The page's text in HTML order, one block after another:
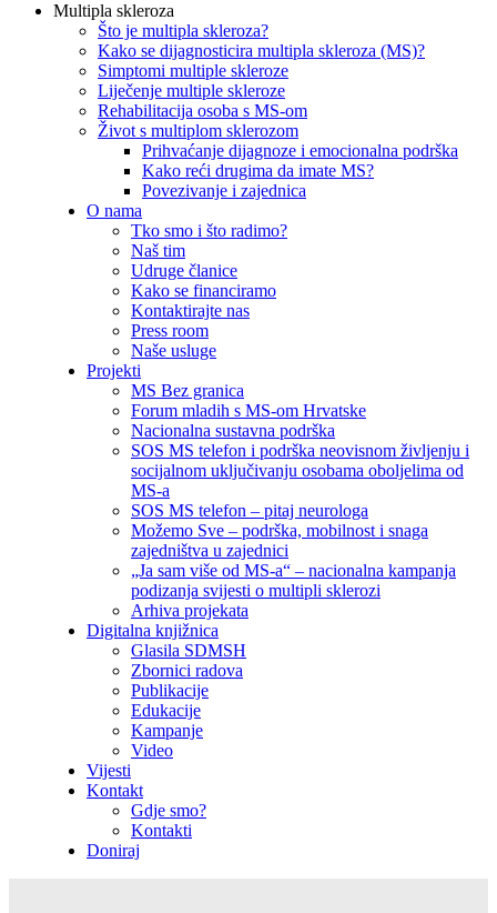
Multipla skleroza
Što je multipla skleroza?
Kako se dijagnosticira multipla skleroza (MS)?
Simptomi multiple skleroze
Liječenje multiple skleroze
Rehabilitacija osoba s MS-om
Život s multiplom sklerozom
Prihvaćanje dijagnoze i emocionalna podrška
Kako reći drugima da imate MS?
Povezivanje i zajednica
O nama
Tko smo i što radimo?
Naš tim
Udruge članice
Kako se financiramo
Kontaktirajte nas
Press room
Naše usluge
Projekti
MS Bez granica
Forum mladih s MS-om Hrvatske
Nacionalna sustavna podrška
SOS MS telefon i podrška neovisnom življenju i
socijalnom uključivanju osobama oboljelima od
MS-a
SOS MS telefon – pitaj neurologa
Možemo Sve – podrška, mobilnost i snaga
zajedništva u zajednici
„Ja sam više od MS-a“ – nacionalna kampanja
podizanja svijesti o multipli sklerozi
Arhiva projekata
Digitalna knjižnica
Glasila SDMSH
Zbornici radova
Publikacije
Edukacije
Kampanje
Video
Vijesti
Kontakt
Gdje smo?
Kontakti
Doniraj